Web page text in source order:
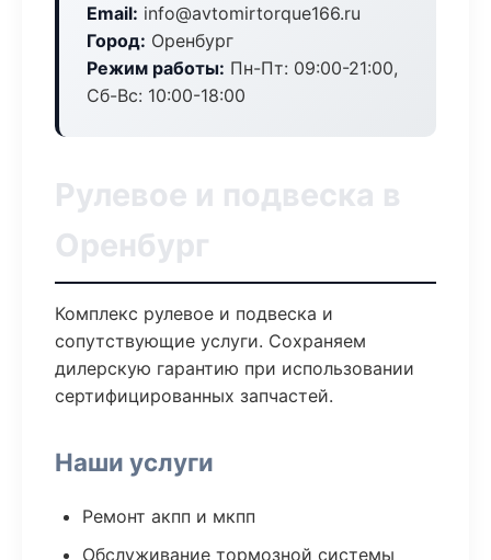
Email: info@avtomirtorque166.ru
Город: Оренбург
Режим работы: Пн-Пт: 09:00-21:00,
Сб-Вс: 10:00-18:00
Рулевое и подвеска в
Оренбург
Комплекс рулевое и подвеска и
сопутствующие услуги. Сохраняем
дилерскую гарантию при использовании
сертифицированных запчастей.
Наши услуги
Ремонт акпп и мкпп
Обслуживание тормозной системы